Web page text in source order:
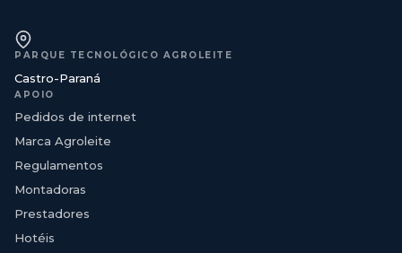
PARQUE TECNOLÓGICO AGROLEITE
Castro-Paraná
APOIO
Pedidos de internet
Marca Agroleite
Regulamentos
Montadoras
Prestadores
Hotéis